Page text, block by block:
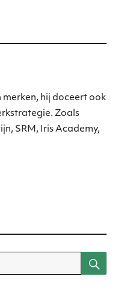
hij doceert ook
Zoals
SRM, Iris Academy,